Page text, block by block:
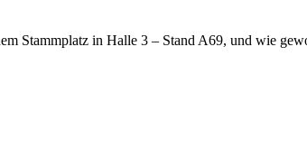
Stammplatz in Halle 3 – Stand A69, und wie